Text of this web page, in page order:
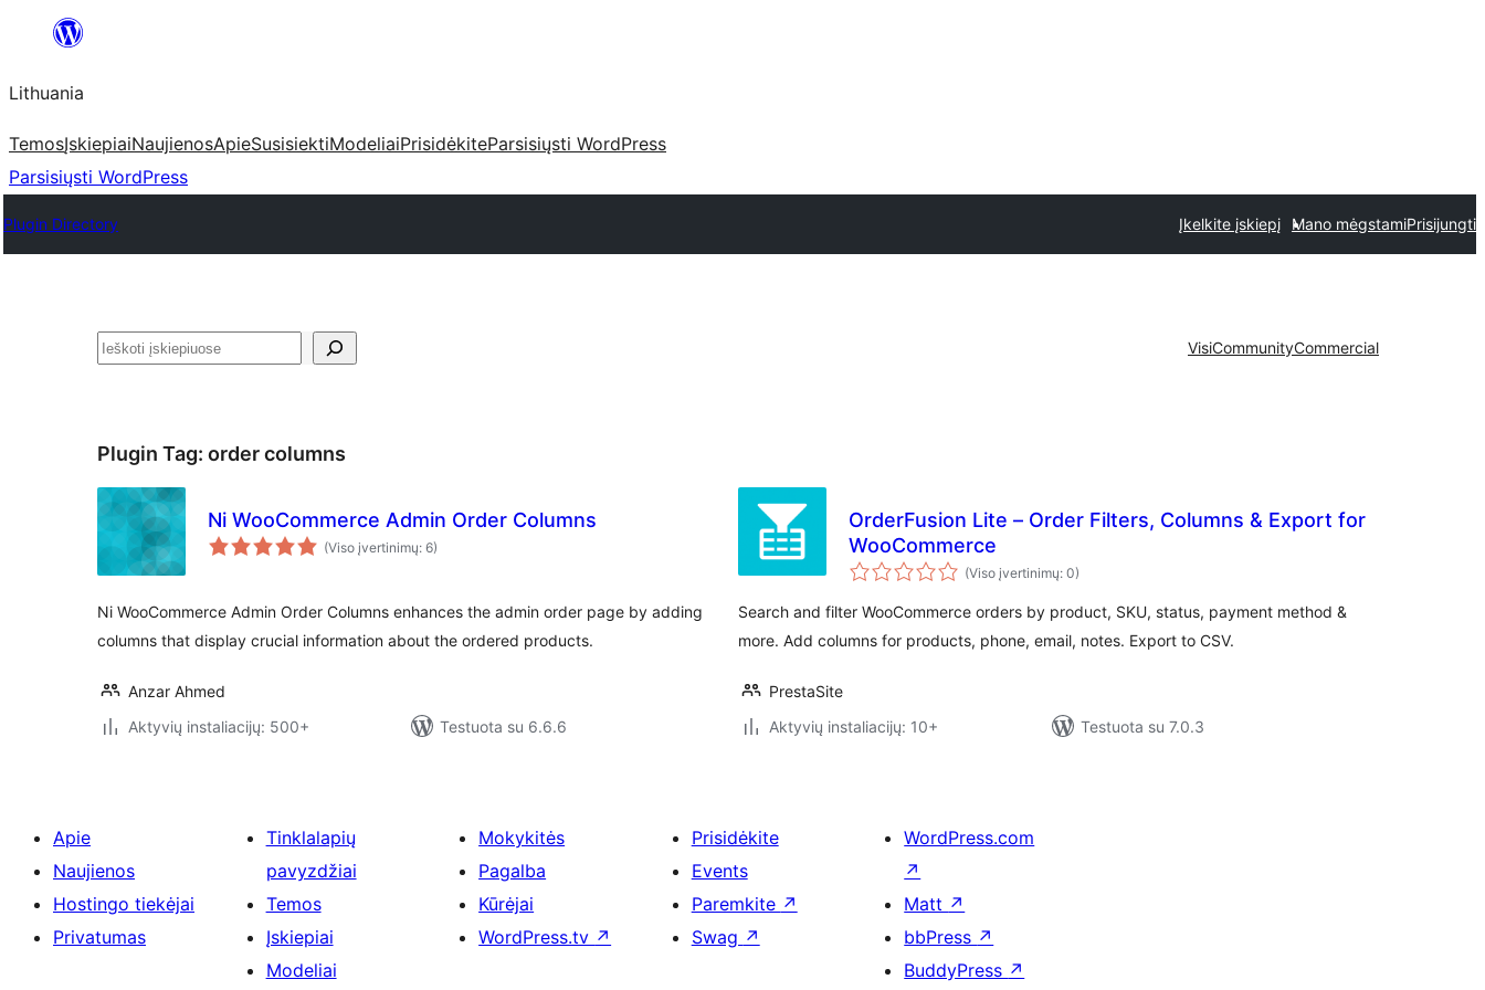
turinio
Lithuania
TemosĮskiepiaiNaujienosApieSusisiektiModeliaiPrisidėkiteParsisiųsti WordPress
Parsisiųsti WordPress
Plugin Directory Įkelkite įskiepį Mano mėgstamiPrisijungti
Paieška VisiCommunityCommercial
Plugin Tag: order columns
Ni WooCommerce Admin Order Columns
(Viso įvertinimų: 6)
Ni WooCommerce Admin Order Columns enhances the admin order page by adding
columns that display crucial information about the ordered products.
Anzar Ahmed
Aktyvių instaliacijų: 500+
Testuota su 6.6.6
OrderFusion Lite – Order Filters, Columns & Export for
WooCommerce
(Viso įvertinimų: 0)
Search and filter WooCommerce orders by product, SKU, status, payment method &
more. Add columns for products, phone, email, notes. Export to CSV.
PrestaSite
Aktyvių instaliacijų: 10+
Testuota su 7.0.3
Apie
Naujienos
Hostingo tiekėjai
Privatumas
Tinklalapių
pavyzdžiai
Temos
Įskiepiai
Modeliai
Mokykitės
Pagalba
Kūrėjai
WordPress.tv ↗
Prisidėkite
Events
Paremkite ↗
Swag ↗
WordPress.com
↗
Matt ↗
bbPress ↗
BuddyPress ↗